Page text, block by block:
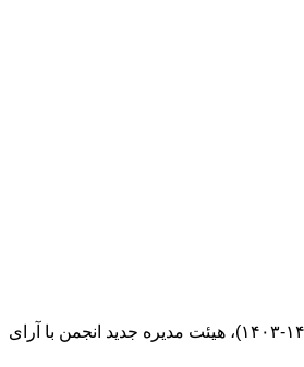
ششمین مجمع عمومی انجمن علمی نقد ادبی ایران ۲۰ تیر ۱۴۰۳ در دانشگاه تربیت مدرس برگزار شد. در این نشست علاوه بر ارائه گزارش عملکرد از دوره پنجم (۱۴۰۰-۱۴۰۳)، هیئت مدیره جدید انجمن با آرای